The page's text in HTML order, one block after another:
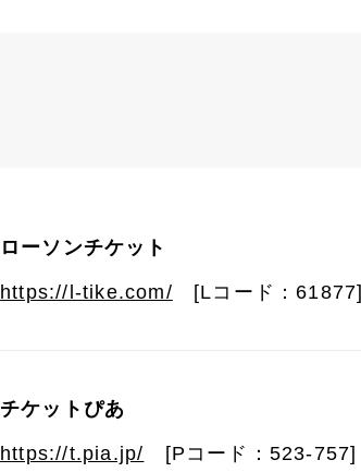
ローソンチケット
https://l-tike.com/ [Lコード：61877]
チケットぴあ
https://t.pia.jp/ [Pコード：523-757]